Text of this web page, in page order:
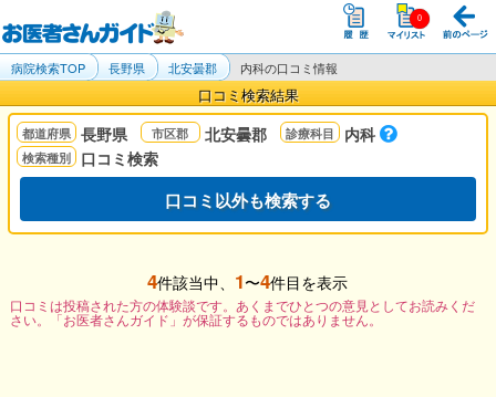
病院検索TOP 長野県 北安曇郡 内科の口コミ情報
口コミ検索結果
長野県 北安曇郡
内科
口コミ検索
口コミ以外も検索する
4件該当中、 1〜4件目を表示
口コミは投稿された方の体験談です。あくまでひとつの意見としてお読みくだ
さい。「お医者さんガイド」が保証するものではありません。